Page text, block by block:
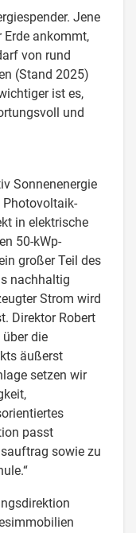
Jene
Erde ankommt,
von rund
(Stand 2025)
ist es,
und
Sonnenenergie
Photovoltaik-
in elektrische
50-kWp-
großer Teil des
nachhaltig
Strom wird
Direktor Robert
die
äußerst
setzen wir
passt
sowie zu